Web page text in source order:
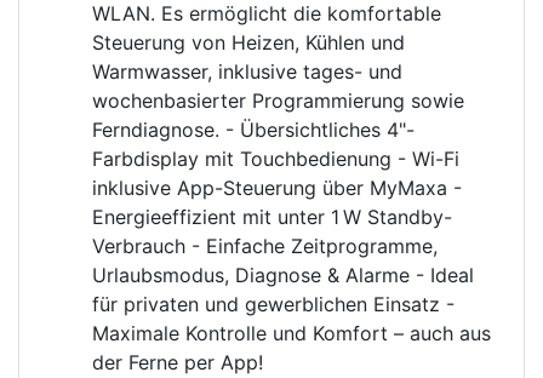
WLAN. Es ermöglicht die komfortable
Steuerung von Heizen, Kühlen und
Warmwasser, inklusive tages- und
wochenbasierter Programmierung sowie
Ferndiagnose. - Übersichtliches 4"-
Farbdisplay mit Touchbedienung - Wi-Fi
inklusive App-Steuerung über MyMaxa -
Energieeffizient mit unter 1 W Standby-
Verbrauch - Einfache Zeitprogramme,
Urlaubsmodus, Diagnose & Alarme - Ideal
für privaten und gewerblichen Einsatz -
Maximale Kontrolle und Komfort – auch aus
der Ferne per App!